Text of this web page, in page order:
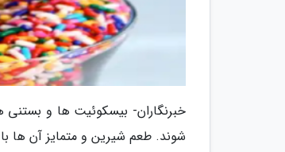
خبرنگاران- بیسکوئیت ها و
شوند. طعم شیرین و متمایز آن ها